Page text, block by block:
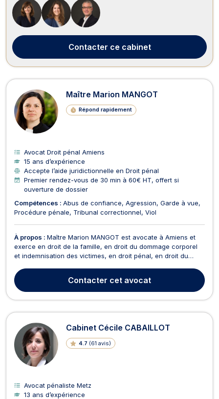
au droit de la consommation, ainsi qu’au recouvrement de
créances, saisie et procéd...
Contacter ce cabinet
Maître Marion MANGOT
Répond rapidement
Avocat Droit pénal Amiens
15 ans d’expérience
Accepte l’aide juridictionnelle en Droit pénal
Premier rendez-vous de 30 min à 60€ HT, offert si
ouverture de dossier
Compétences : Abus de confiance Agression Garde à vue
Procédure pénale
Tribunal correctionnel Viol
À propos : Maître Marion MANGOT est avocate à Amiens et
exerce en droit de la famille, en droit du dommage corporel
et indemnisation des victimes, en droit pénal, en droit du
ainsi qu’en droit de la consommation. Maître Marion MANGOT
est compétente en droit de la famille. Ell...
Contacter cet avocat
Cabinet Cécile CABAILLOT
4.7 (61 avis)
Avocat pénaliste Metz
13 ans d’expérience